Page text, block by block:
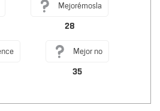
Mejorémosla
28
Mejor no
35